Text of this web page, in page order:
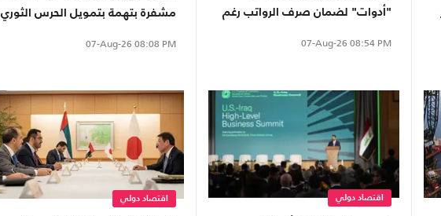
"أدوات" لضمان صرف الرواتب رغم
07-Aug-26 08:54 PM
مشفرة بتهمة بتمويل الحرس الثوري
07-Aug-26 08:08 PM
اقتصاد دولي اقتصاد دولي